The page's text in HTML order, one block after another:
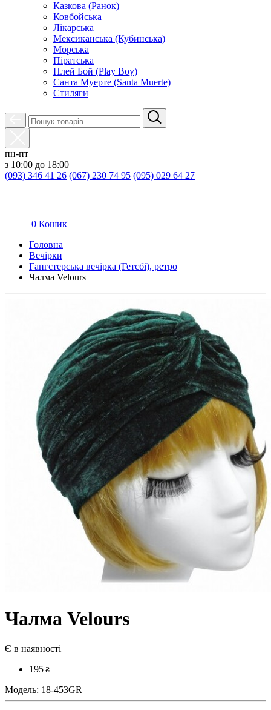
Казкова (Ранок)
Ковбойська
Лікарська
Мексиканська (Кубинська)
Морська
Піратська
Плей Бой (Play Boy)
Санта Муерте (Santa Muerte)
Стиляги
пн-пт
з 10:00 до 18:00
(093) 346 41 26 (067) 230 74 95 (095) 029 64 27
0 Кошик
Головна
Вечірки
Гангстерська вечірка (Гетсбі), ретро
Чалма Velours
Чалма Velours
Є в наявності
195 ₴
Модель: 18-453GR